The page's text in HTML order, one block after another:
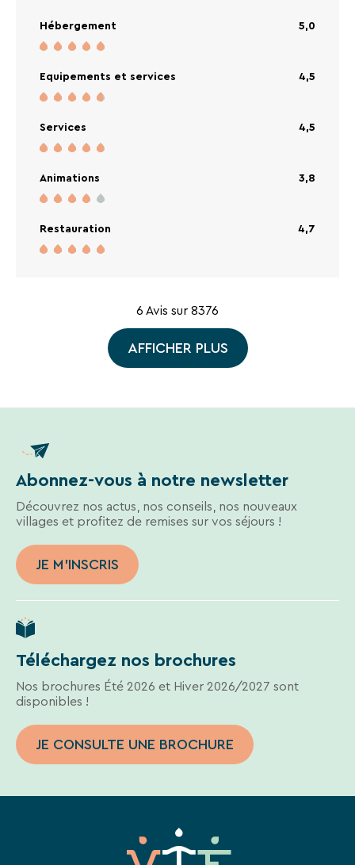
Hébergement 5,0
Equipements et services 4,5
Services 4,5
Animations 3,8
Restauration 4,7
6 Avis sur 8376
AFFICHER PLUS
Abonnez-vous à notre newsletter
Découvrez nos actus, nos conseils, nos nouveaux
villages et profitez de remises sur vos séjours !
JE M'INSCRIS
Téléchargez nos brochures
Nos brochures Été 2026 et Hiver 2026/2027 sont
disponibles !
JE CONSULTE UNE BROCHURE